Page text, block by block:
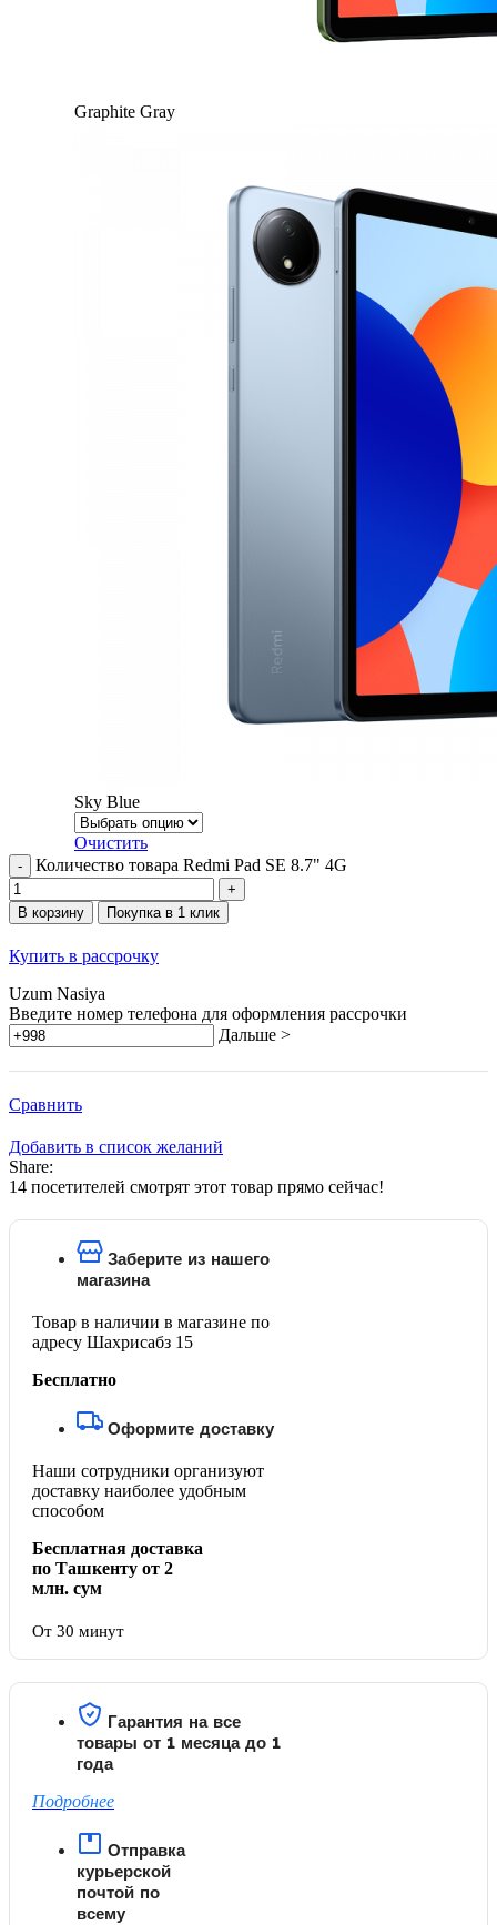
Graphite Gray
Sky Blue
Очистить
Количество товара Redmi Pad SE 8.7" 4G
В корзину Покупка в 1 клик
Купить в рассрочку
Uzum Nasiya
Введите номер телефона для оформления рассрочки
Дальше >
Сравнить
Добавить в список желаний
Share:
14 посетителей смотрят этот товар прямо сейчас!
Заберите из нашего
магазина
Товар в наличии в магазине по
адресу Шахрисабз 15
Бесплатно
Оформите доставку
Наши сотрудники организуют
доставку наиболее удобным
способом
Бесплатная доставка
по Ташкенту от 2
млн. сум
От 30 минут
Гарантия на все
товары от 1 месяца до 1
года
Подробнее
Отправка
курьерской
почтой по
всему